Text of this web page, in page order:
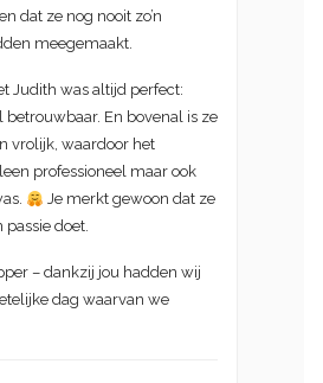
dat ze nog nooit zo’n
meegemaakt.
Judith was altijd perfect:
En bovenal is ze
vrolijk, waardoor het
professioneel maar ook
Je merkt gewoon dat ze
doet.
– dankzij jou hadden wij
dag waarvan we